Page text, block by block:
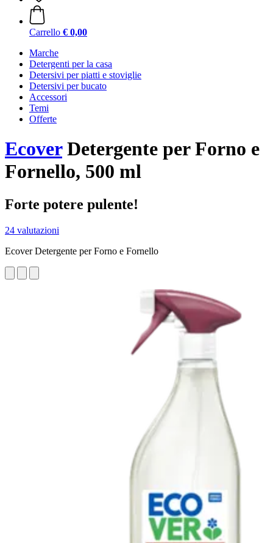
Carrello € 0,00
Marche
Detergenti per la casa
Detersivi per piatti e stoviglie
Detersivi per bucato
Accessori
Temi
Offerte
EcoverDetergente per Forno e
Fornello, 500 ml
Forte potere pulente!
24 valutazioni
Ecover Detergente per Forno e Fornello